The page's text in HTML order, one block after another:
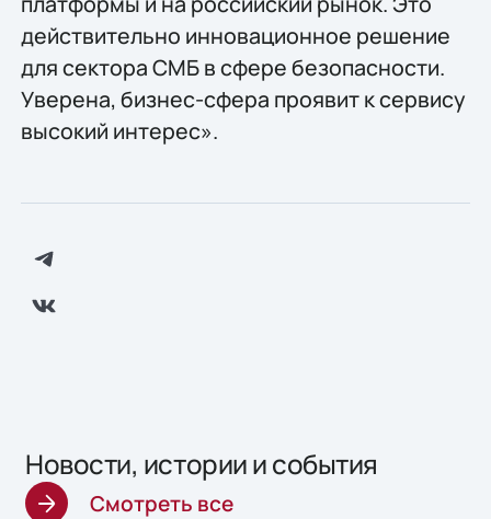
действительно инновационное решение
для сектора СМБ в сфере безопасности.
Уверена, бизнес-сфера проявит к сервису
высокий интерес».
Новости, истории и события
Смотреть все